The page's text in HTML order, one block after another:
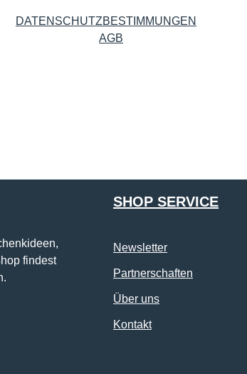
DATENSCHUTZBESTIMMUNGEN
AGB
findest
SHOP SERVICE
Newsletter
Partnerschaften
Über uns
Kontakt